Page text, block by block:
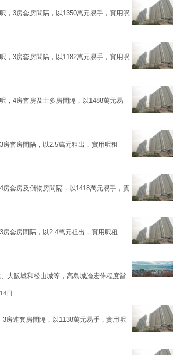
，3房套房間隔，以1350萬元易手，實用呎
，3房套房間隔，以1182萬元易手，實用呎
，4房套房及士多房間隔，以1488萬元易
套房間隔，以2.5萬元租出，實用呎租
套房及儲物房間隔，以1418萬元易手，實
套房間隔，以2.4萬元租出，實用呎租
大阪城和松山城等，高島城論宏偉程度當
日
房連套房間隔，以1138萬元易手，實用呎